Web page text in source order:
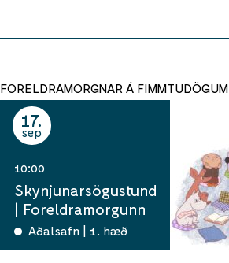
FORELDRAMORGNAR Á FIMMTUDÖGUM
17
sep
10:00
Skynjunarsögustund
| Foreldramorgunn
Aðalsafn | 1. hæð